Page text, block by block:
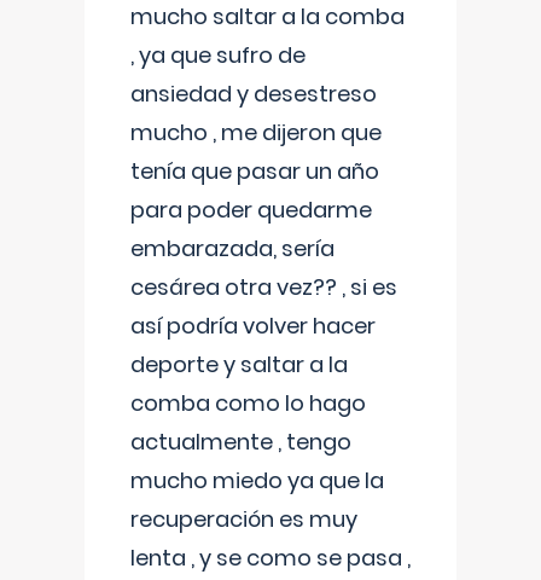
mucho saltar a la comba
, ya que sufro de
ansiedad y desestreso
mucho , me dijeron que
tenía que pasar un año
para poder quedarme
embarazada, sería
cesárea otra vez?? , si es
así podría volver hacer
deporte y saltar a la
comba como lo hago
actualmente , tengo
mucho miedo ya que la
recuperación es muy
lenta , y se como se pasa ,